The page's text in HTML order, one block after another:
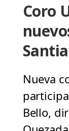
Coro
Nueva
Bello,